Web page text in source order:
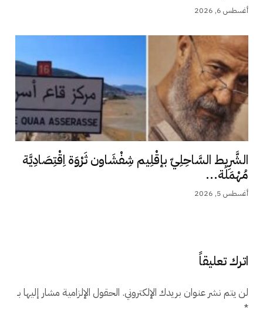
أغسطس 6, 2026
الشَّرِيط السَّاحِلِيّ بإقْلِيم شِفْشَاون ثَرْوَة اِقْتِصَادِيَّة
مُهْمَلَة...
أغسطس 5, 2026
اترك تعليقاً
لن يتم نشر عنوان بريدك الإلكتروني. الحقول الإلزامية مشار إليها بـ
*